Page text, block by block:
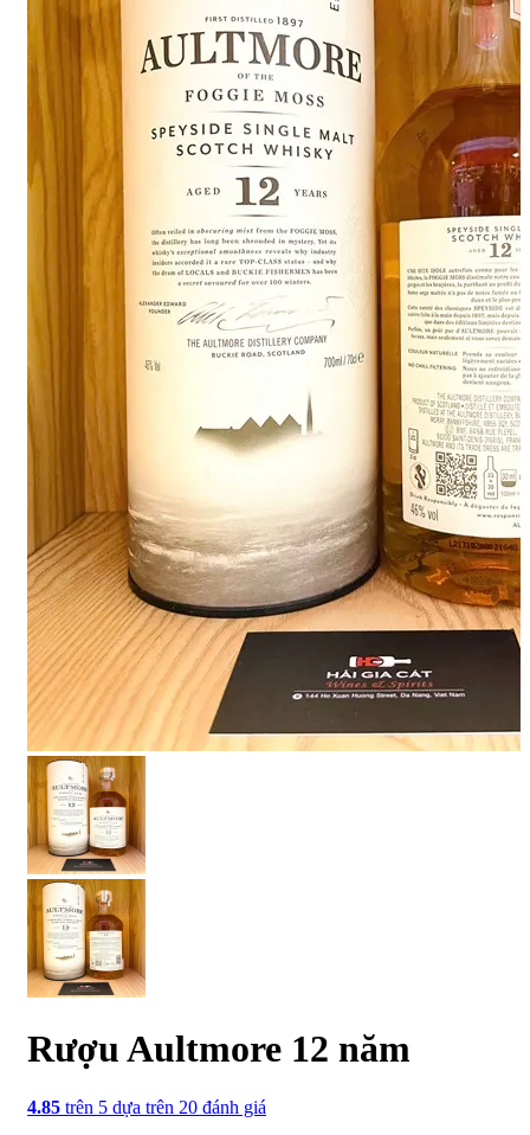
Rượu Aultmore 12 năm
4.85 trên 5 dựa trên 20 đánh giá